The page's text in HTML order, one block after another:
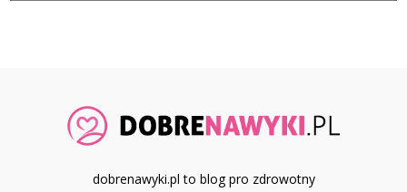
dobrenawyki.pl to blog pro zdrowotny